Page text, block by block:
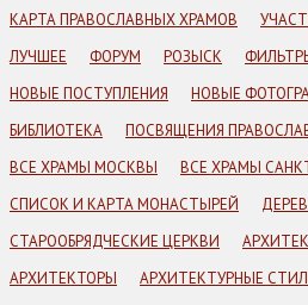
КАРТА ПРАВОСЛАВНЫХ ХРАМОВ
ЛУЧШЕЕ
ФОРУМ РОЗЫСК
НОВЫЕ ПОСТУПЛЕНИЯ
НОВЫЕ
БИБЛИОТЕКА
ПОСВЯЩЕНИЯ
ВСЕ ХРАМЫ МОСКВЫ
ВСЕ ХРАМЫ
СПИСОК И КАРТА МОНАСТЫРЕЙ
СТАРООБРЯДЧЕСКИЕ ЦЕРКВИ
АРХИТЕКТОРЫ
АРХИТЕКТУРНЫЕ